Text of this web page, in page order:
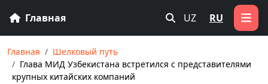
Главная UZ RU
Главная
Шелковый путь
Глава МИД Узбекистана встретился с представителями
крупных китайских компаний